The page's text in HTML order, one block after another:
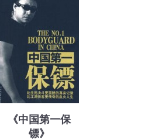
《中国第一保
镖》